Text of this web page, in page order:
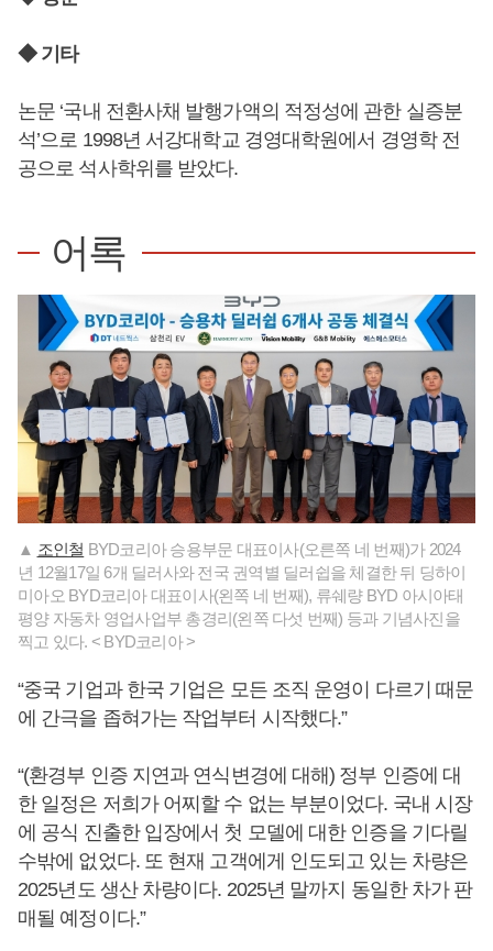
◆ 기타
논문 ‘국내 전환사채 발행가액의 적정성에 관한 실증분
석’으로 1998년 서강대학교 경영대학원에서 경영학 전
공으로 석사학위를 받았다.
어록
▲ 조인철 BYD코리아 승용부문 대표이사(오른쪽 네 번째)가 2024
년 12월17일 6개 딜러사와 전국 권역별 딜러쉽을 체결한 뒤 딩하이
미아오 BYD코리아 대표이사(왼쪽 네 번째), 류쉐량 BYD 아시아태
평양 자동차 영업사업부 총경리(왼쪽 다섯 번째) 등과 기념사진을
찍고 있다. < BYD코리아 >
“중국 기업과 한국 기업은 모든 조직 운영이 다르기 때문
에 간극을 좁혀가는 작업부터 시작했다.”
“(환경부 인증 지연과 연식변경에 대해) 정부 인증에 대
한 일정은 저희가 어찌할 수 없는 부분이었다. 국내 시장
에 공식 진출한 입장에서 첫 모델에 대한 인증을 기다릴
수밖에 없었다. 또 현재 고객에게 인도되고 있는 차량은
2025년도 생산 차량이다. 2025년 말까지 동일한 차가 판
매될 예정이다.”